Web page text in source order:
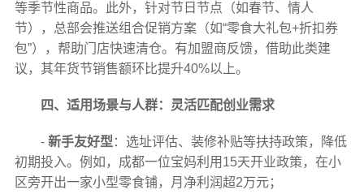
等季节性商品。此外，针对节日节点（如春节、情人
节），总部会推送组合促销方案（如“零食大礼包+折扣券
包”），帮助门店快速清仓。有加盟商反馈，借助此类建
议，其年货节销售额环比提升40%以上。
四、适用场景与人群：灵活匹配创业需求
- 新手友好型：选址评估、装修补贴等扶持政策，降低
初期投入。例如，成都一位宝妈利用15天开业政策，在小
区旁开出一家小型零食铺，月净利润超2万元；